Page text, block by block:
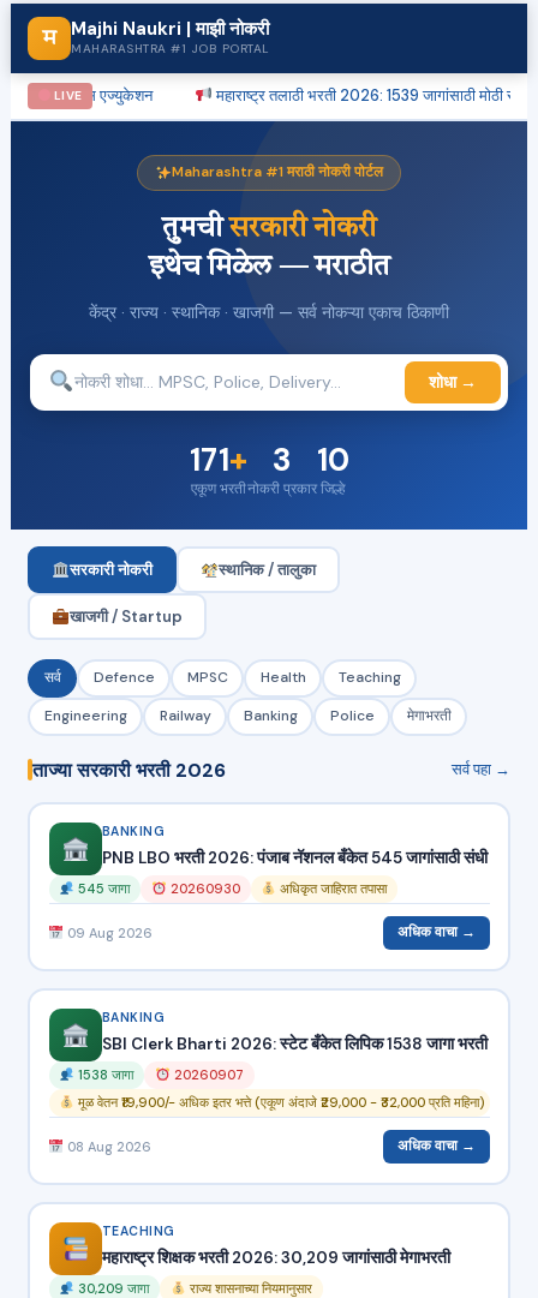
म Majhi Naukri | माझी नोकरी
MAHARASHTRA #1 JOB PORTAL
LIVE
ऑफ सायन्स एज्युकेशन महाराष्ट्र तलाठी भरती 2026: 1539 जागांसाठी मोठी संधी
Maharashtra #1 मराठी नोकरी पोर्टल
तुमचीसरकारी नोकरी
इथेच मिळेल — मराठीत
केंद्र · राज्य · स्थानिक · खाजगी — सर्व नोकऱ्या एकाच ठिकाणी
शोधा →
171+
एकूण भरती
3
नोकरी प्रकार
10
जिल्हे
सरकारी नोकरी स्थानिक / तालुका
खाजगी / Startup
सर्व Defence MPSC Health
Teaching
Engineering
Railway Banking Police मेगाभरती
ताज्या सरकारी भरती 2026 सर्व पहा →
BANKING
PNB LBO भरती 2026: पंजाब नॅशनल बँकेत 545 जागांसाठी संधी
545 जागा 20260930 अधिकृत जाहिरात तपासा
09 Aug 2026 अधिक वाचा →
BANKING
SBI Clerk Bharti 2026: स्टेट बँकेत लिपिक 1538 जागा भरती
1538 जागा
20260907
मूळ वेतन ₹19,900/- अधिक इतर भत्ते (एकूण अंदाजे ₹29,000 - ₹32,000 प्रति महिना)
08 Aug 2026 अधिक वाचा →
TEACHING
महाराष्ट्र शिक्षक भरती 2026: 30,209 जागांसाठी मेगाभरती
30,209 जागा राज्य शासनाच्या नियमानुसार